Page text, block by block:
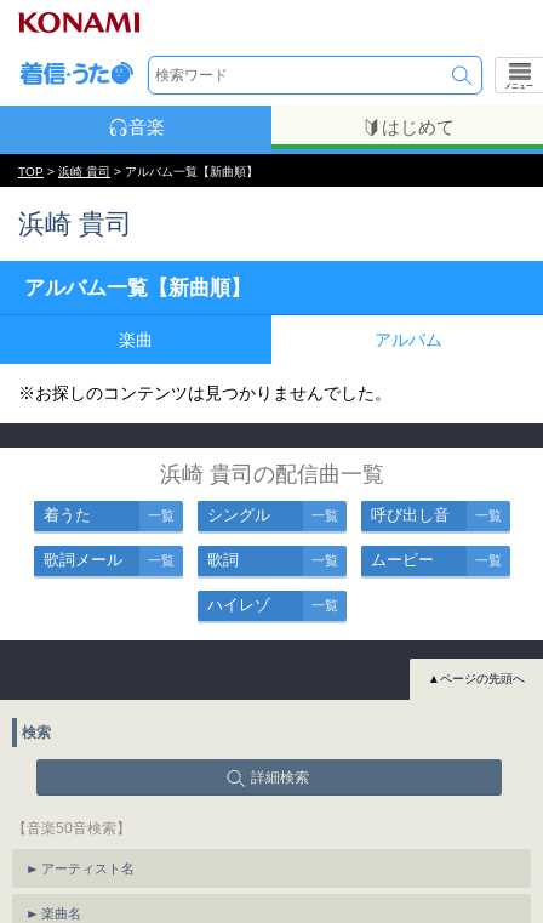
メニュー
音楽 はじめて
TOP > 浜崎 貴司 > アルバム一覧【新曲順】
浜崎 貴司
アルバム一覧【新曲順】
楽曲 アルバム
※お探しのコンテンツは見つかりませんでした。
浜崎 貴司の配信曲一覧
着うた 一覧 シングル 一覧 呼び出し音 一覧
歌詞メール 一覧 歌詞 一覧 ムービー 一覧
ハイレゾ 一覧
▲ページの先頭へ
検索
詳細検索
【音楽50音検索】
アーティスト名
楽曲名